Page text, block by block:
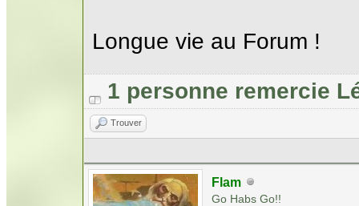
Longue vie au Forum !
1 personne remercie
Trouver
Flam
Go Habs Go!!